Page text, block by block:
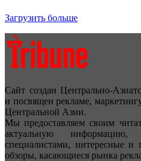
Загрузить больше
Сайт создан Центрально-
и посвящен рекламе,
Центральной Азии.
Мы предоставляем своим
актуальную
специалистами, интересные и
обзоры, касающиеся рынка